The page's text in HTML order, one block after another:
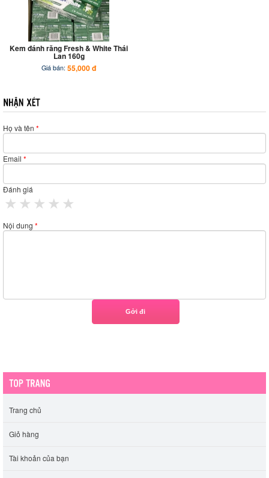
Kem đánh răng Fresh & White Thái
Lan 160g
Giá bán: 55,000 đ
Họ và tên *
Email *
Đánh giá
4 stars
3 stars
2 stars
1 star
Nội dung *
Trang chủ
Giỏ hàng
Tài khoản của bạn